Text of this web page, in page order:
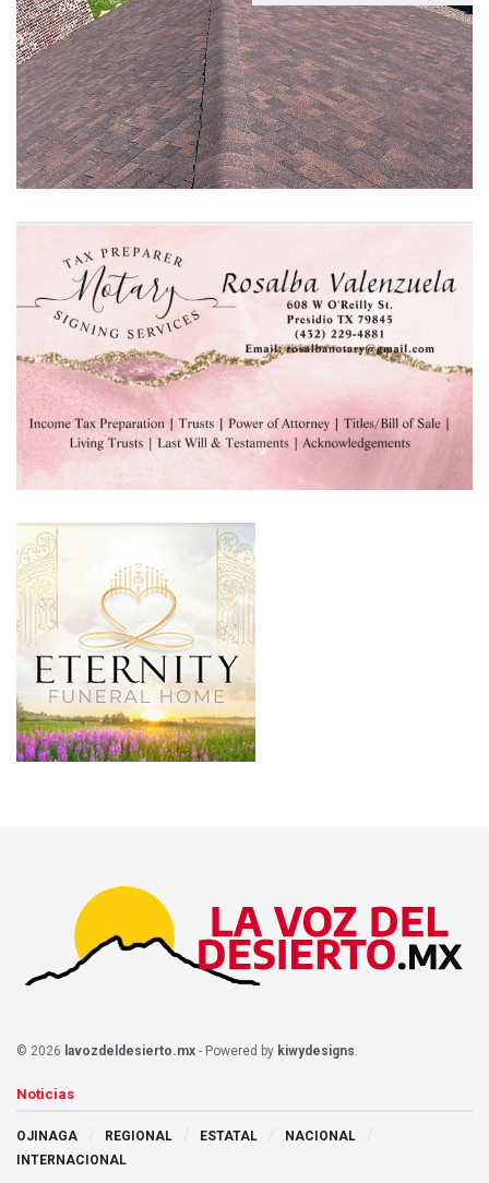
© 2026 lavozdeldesierto.mx - Powered by kiwydesigns.
Noticias
OJINAGA REGIONAL ESTATAL
NACIONAL
INTERNACIONAL